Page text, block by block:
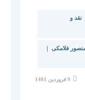
نقد و
فلامکی
نوشته
منتشر
9 فروردین 1401